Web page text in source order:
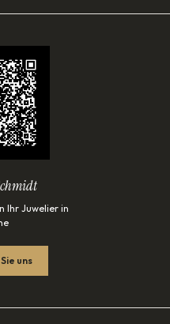
Ihr Juwelier in
uns